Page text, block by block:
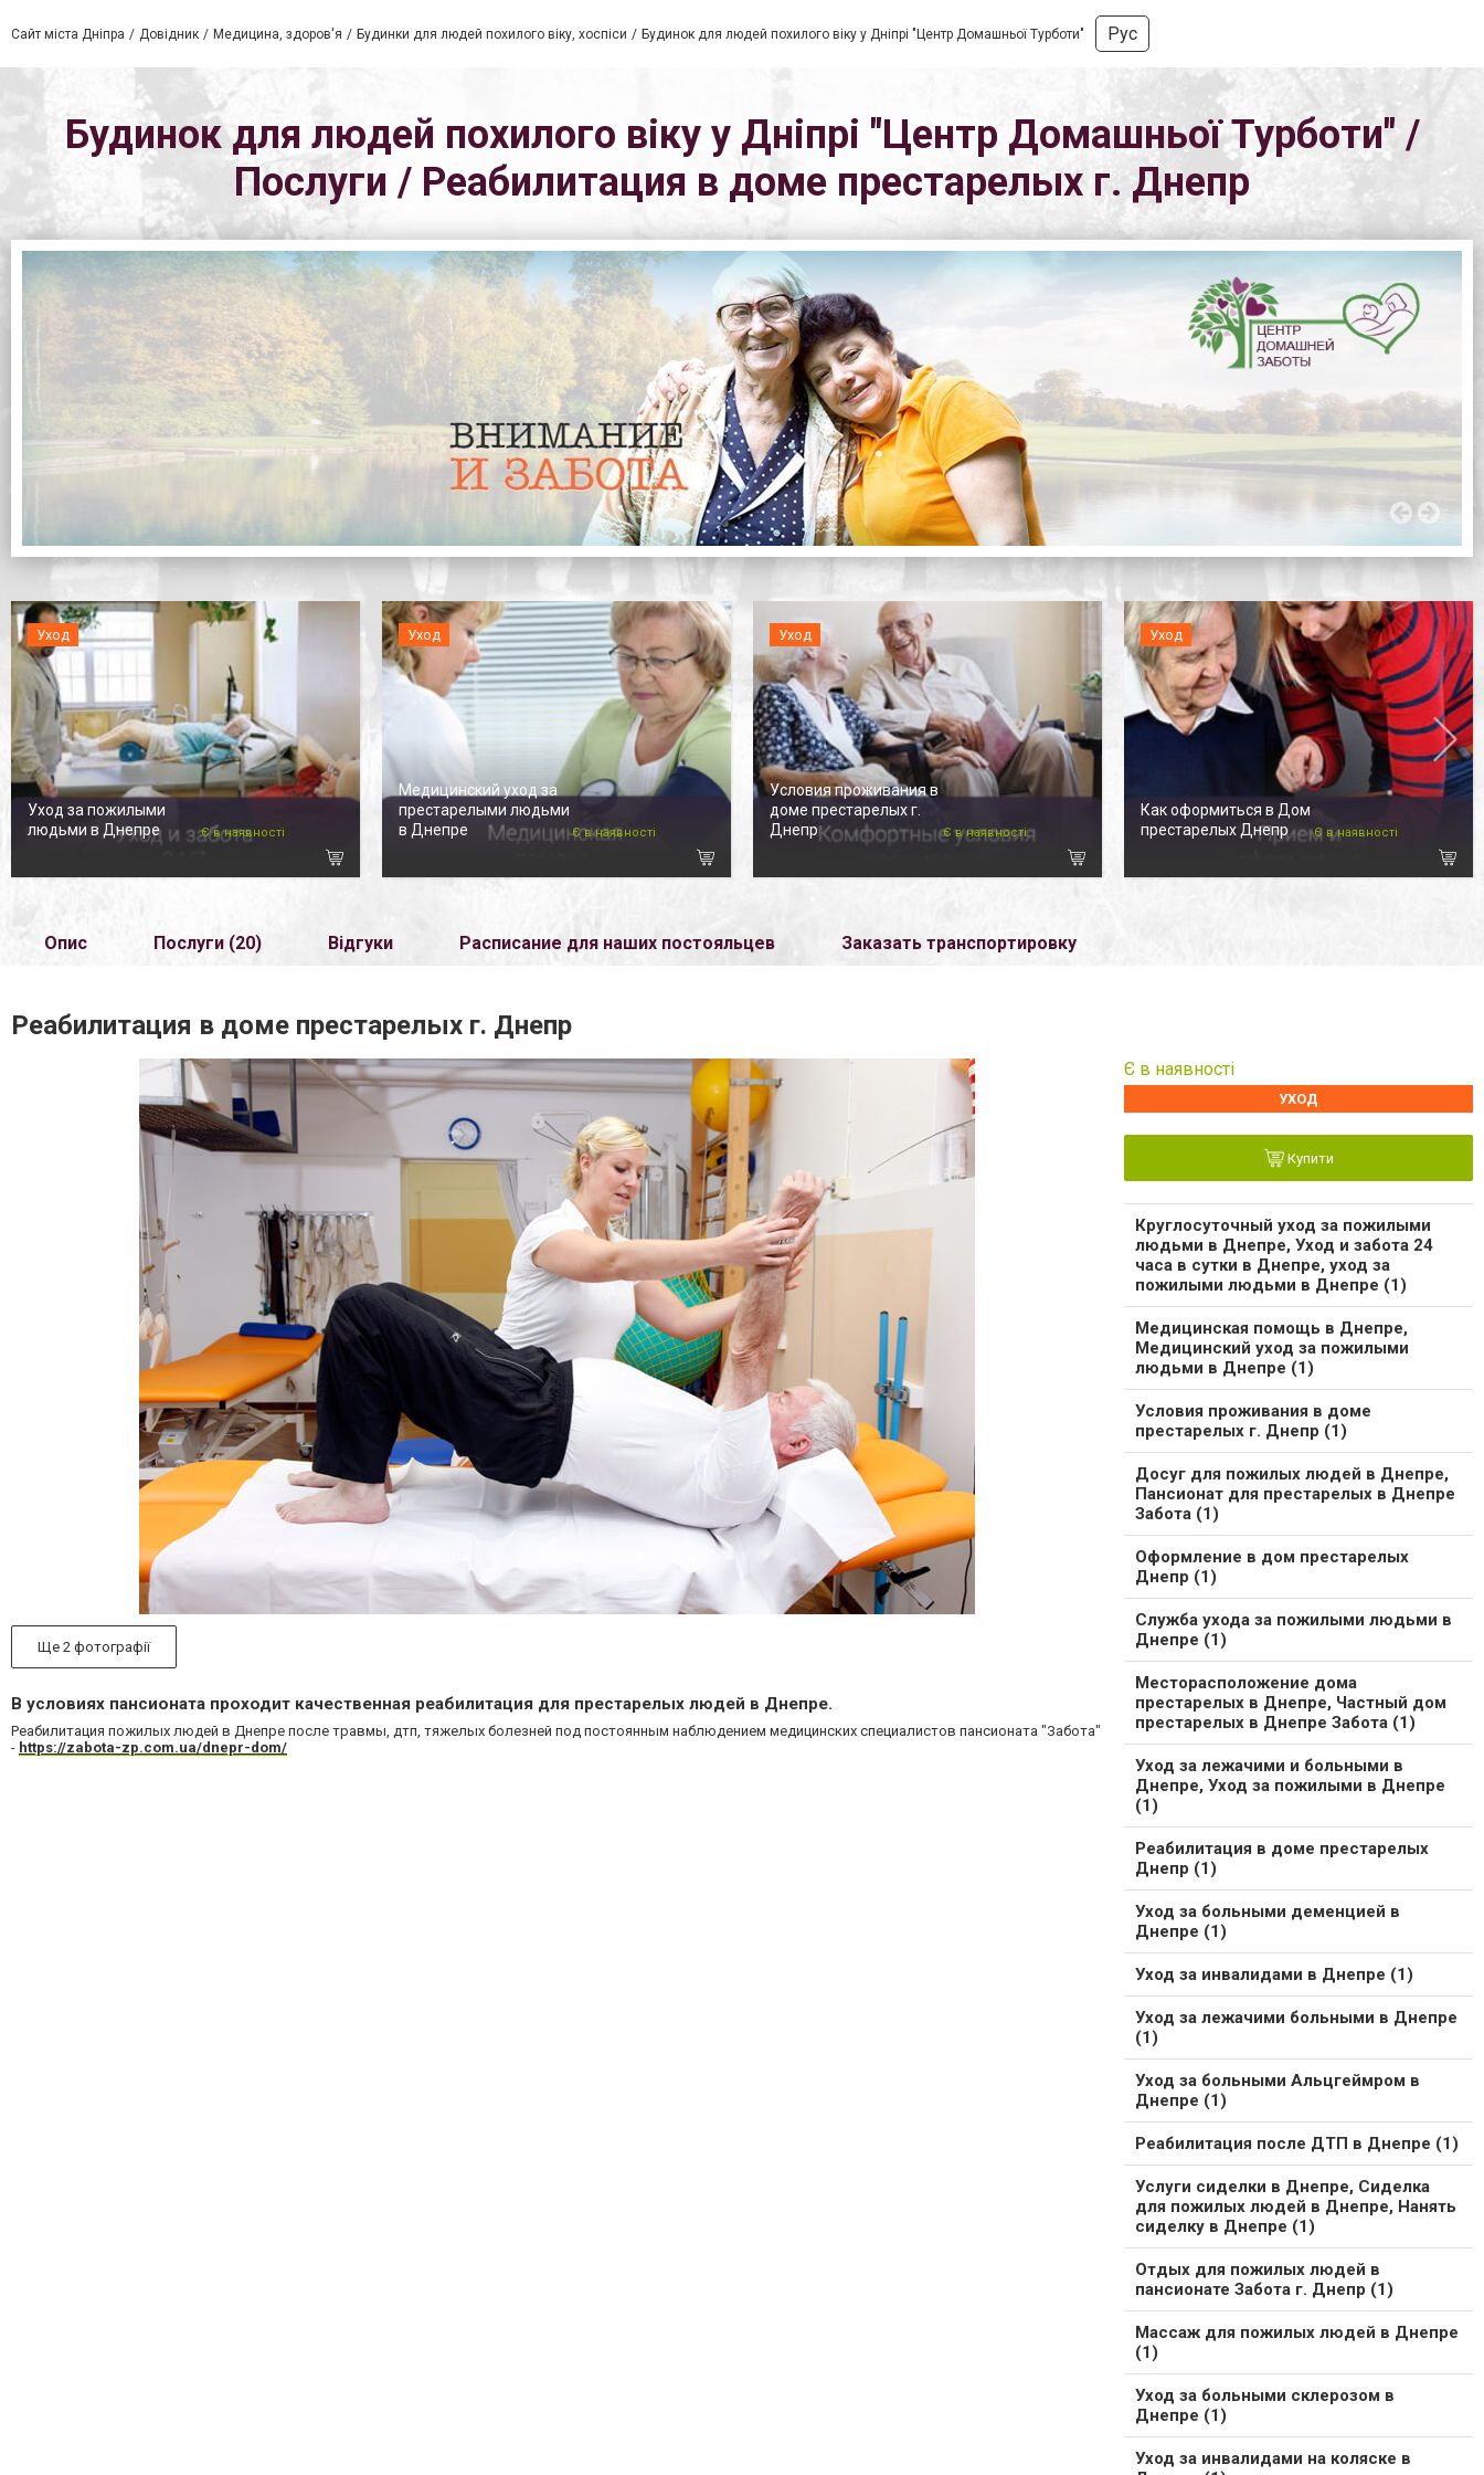
Сайт міста Дніпра Довідник Медицина, здоров'я Будинки для людей похилого віку, хоспіси Будинок для людей похилого віку у Дніпрі "Центр Домашньої Турботи" Рус
Будинок для людей похилого віку у Дніпрі "Центр Домашньої Турботи" /
Послуги / Реабилитация в доме престарелых г. Днепр
Уход
Уход за пожилыми
людьми в Днепре
Є в наявності
Уход
Медицинский уход за
престарелыми людьми
в Днепре
Є в наявності
Уход
Условия проживания в
доме престарелых г.
Днепр
Є в наявності
Уход
Как оформиться в Дом
престарелых Днепр
Є в наявності
Опис Послуги (20) Відгуки Расписание для наших постояльцев Заказать транспортировку
Реабилитация в доме престарелых г. Днепр
Ще 2 фотографії
В условиях пансионата проходит качественная реабилитация для престарелых людей в Днепре.
Реабилитация пожилых людей в Днепре после травмы, дтп, тяжелых болезней под постоянным наблюдением медицинских специалистов пансионата "Забота"
- https://zabota-zp.com.ua/dnepr-dom/
Є в наявності
УХОД
Купити
Круглосуточный уход за пожилыми
людьми в Днепре, Уход и забота 24
часа в сутки в Днепре, уход за
пожилыми людьми в Днепре (1)
Медицинская помощь в Днепре,
Медицинский уход за пожилыми
людьми в Днепре (1)
Условия проживания в доме
престарелых г. Днепр (1)
Досуг для пожилых людей в Днепре,
Пансионат для престарелых в Днепре
Забота (1)
Оформление в дом престарелых
Днепр (1)
Служба ухода за пожилыми людьми в
Днепре (1)
Месторасположение дома
престарелых в Днепре, Частный дом
престарелых в Днепре Забота (1)
Уход за лежачими и больными в
Днепре, Уход за пожилыми в Днепре
(1)
Реабилитация в доме престарелых
Днепр (1)
Уход за больными деменцией в
Днепре (1)
Уход за инвалидами в Днепре (1)
Уход за лежачими больными в Днепре
(1)
Уход за больными Альцгеймром в
Днепре (1)
Реабилитация после ДТП в Днепре (1)
Услуги сиделки в Днепре, Сиделка
для пожилых людей в Днепре, Нанять
сиделку в Днепре (1)
Отдых для пожилых людей в
пансионате Забота г. Днепр (1)
Массаж для пожилых людей в Днепре
(1)
Уход за больными склерозом в
Днепре (1)
Уход за инвалидами на коляске в